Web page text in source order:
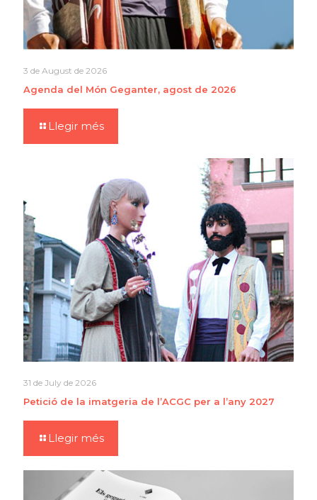
3 de August de 2026
Agenda del Món Geganter, agost de 2026
Llegir més
31 de July de 2026
Petició de la imatgeria de l’ACGC per a l’any 2027
Llegir més